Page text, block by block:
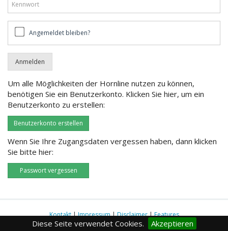
Diese Seite verwendet Cookies. Akzeptieren
bleiben?Angemeldet bleiben?
Um alle Möglichkeiten der Hornline nutzen zu können,
benötigen Sie ein Benutzerkonto. Klicken Sie hier, um ein
Benutzerkonto zu erstellen:
Benutzerkonto erstellen
Wenn Sie Ihre Zugangsdaten vergessen haben, dann klicken
Sie bitte hier:
Passwort vergessen
Kontakt|Impressum|Disclaimer|Features